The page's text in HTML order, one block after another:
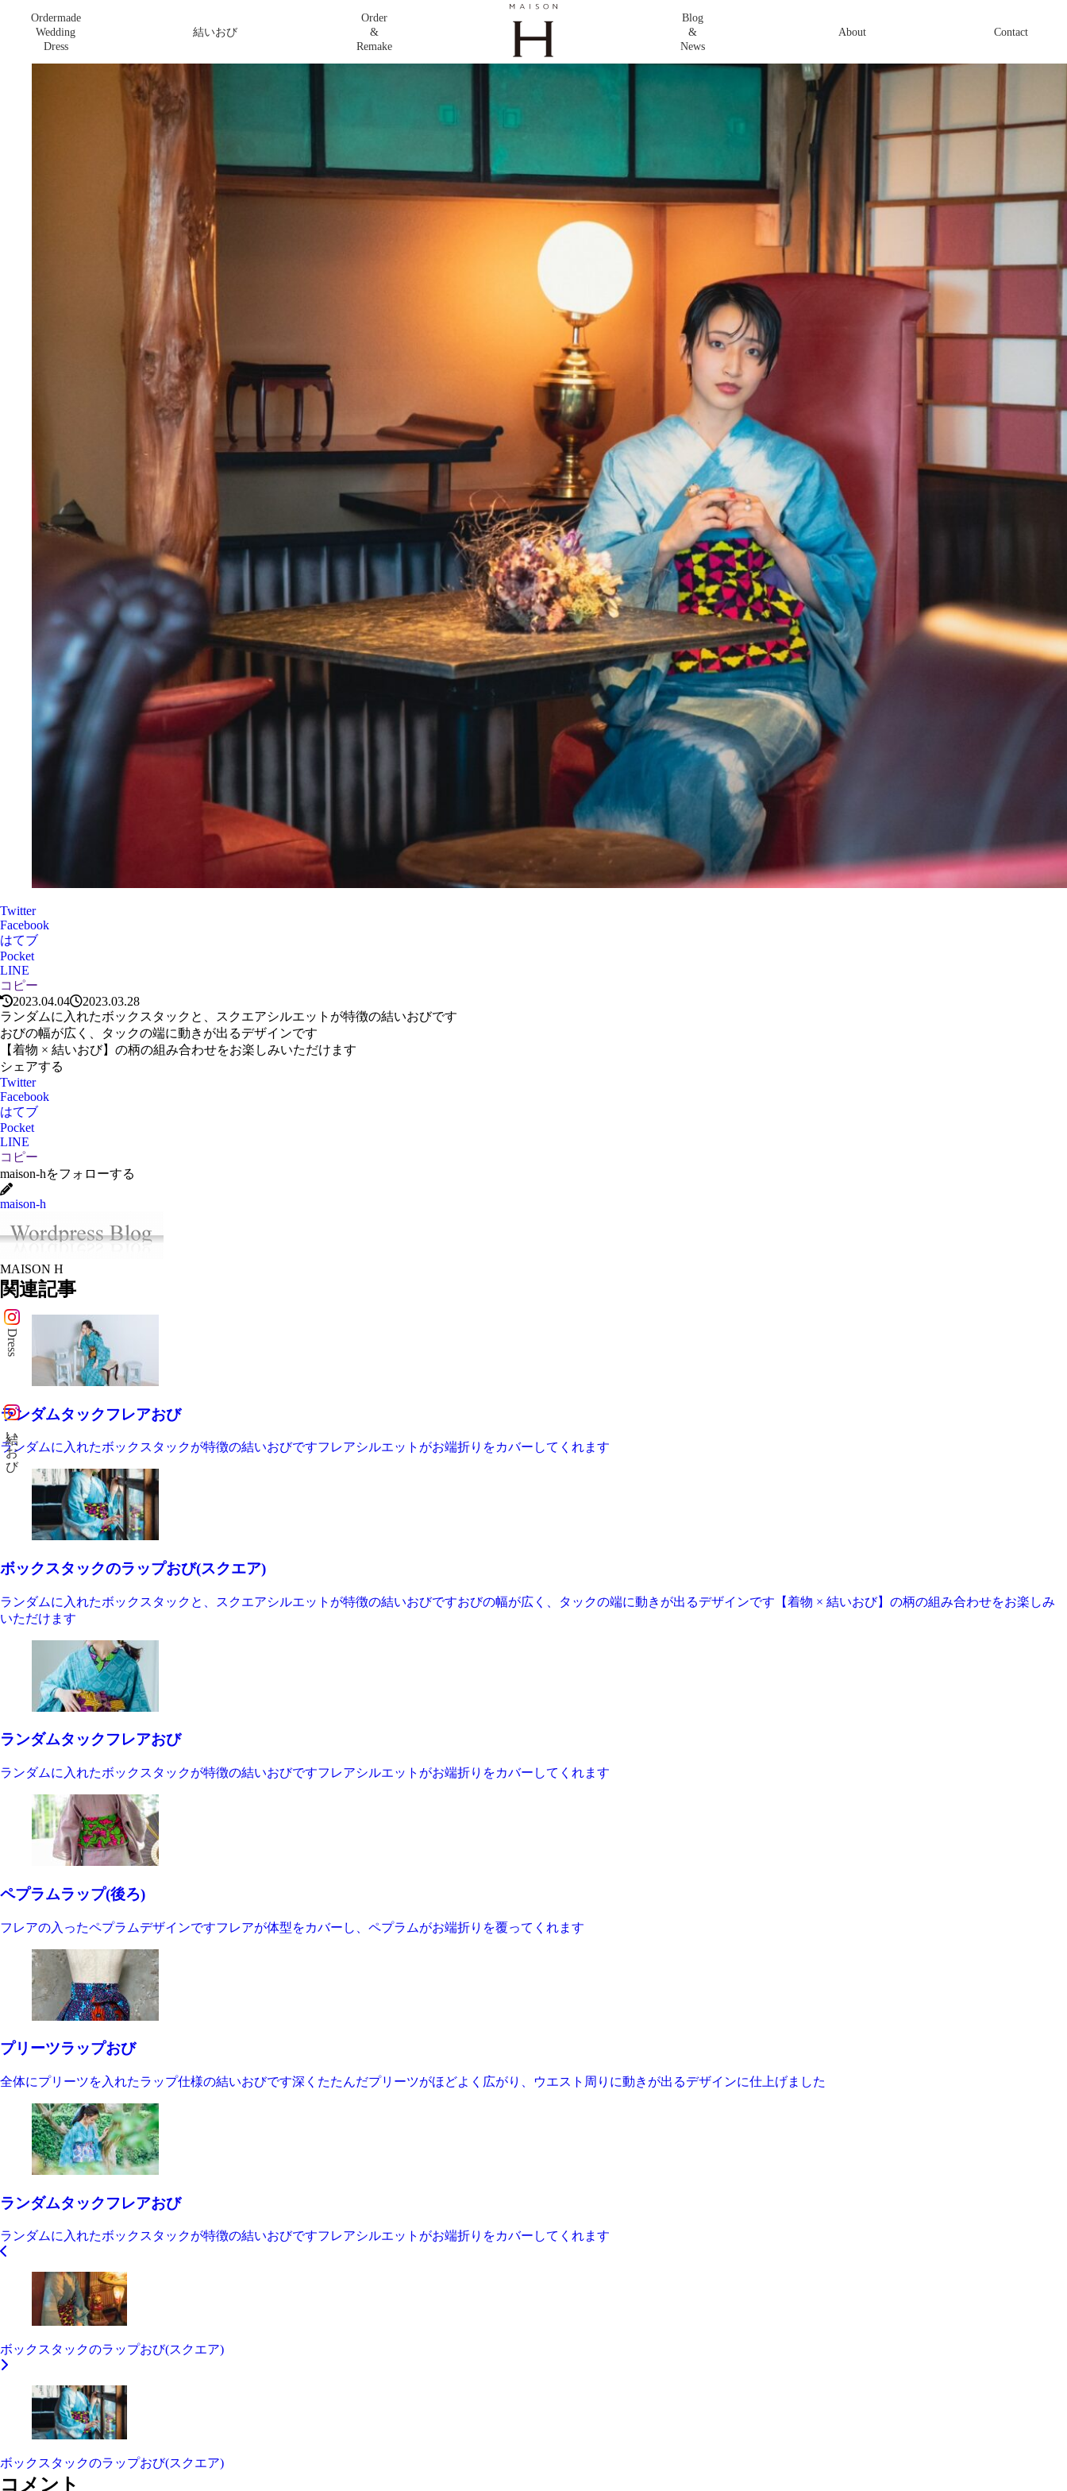
Ordermade
Wedding
Dress
結いおび
Order
&
Remake
Blog
&
News
About Contact
Dress
結いおび
ボックスタックのラップおび(スクエア)
Twitter
Facebook
はてブ
Pocket
LINE
コピー
2023.04.04
2023.03.28
ランダムに入れたボックスタックと、スクエアシルエットが特徴の結いおびです
おびの幅が広く、タックの端に動きが出るデザインです
【着物 × 結いおび】の柄の組み合わせをお楽しみいただけます
シェアする
Twitter
Facebook
はてブ
Pocket
LINE
コピー
maison-hをフォローする
maison-h
MAISON H
関連記事
ランダムタックフレアおび
ランダムに入れたボックスタックが特徴の結いおびですフレアシルエットがお端折りをカバーしてくれます
ボックスタックのラップおび(スクエア)
ランダムに入れたボックスタックと、スクエアシルエットが特徴の結いおびですおびの幅が広く、タックの端に動きが出るデザインです【着物 × 結いおび】の柄の組み合わせをお楽しみ
いただけます
ランダムタックフレアおび
ランダムに入れたボックスタックが特徴の結いおびですフレアシルエットがお端折りをカバーしてくれます
ペプラムラップ(後ろ)
フレアの入ったペプラムデザインですフレアが体型をカバーし、ペプラムがお端折りを覆ってくれます
プリーツラップおび
全体にプリーツを入れたラップ仕様の結いおびです深くたたんだプリーツがほどよく広がり、ウエスト周りに動きが出るデザインに仕上げました
ランダムタックフレアおび
ランダムに入れたボックスタックが特徴の結いおびですフレアシルエットがお端折りをカバーしてくれます
ボックスタックのラップおび(スクエア)
ボックスタックのラップおび(スクエア)
コメント